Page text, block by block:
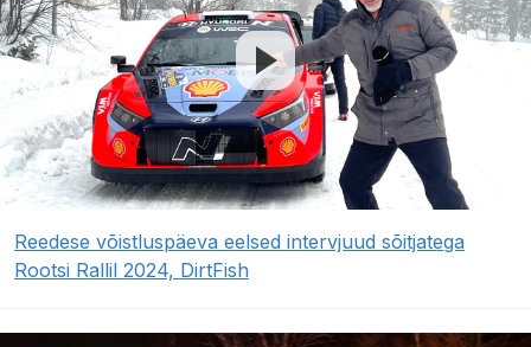
Reedese võistluspäeva eelsed intervjuud sõitjatega
Rootsi Rallil 2024, DirtFish